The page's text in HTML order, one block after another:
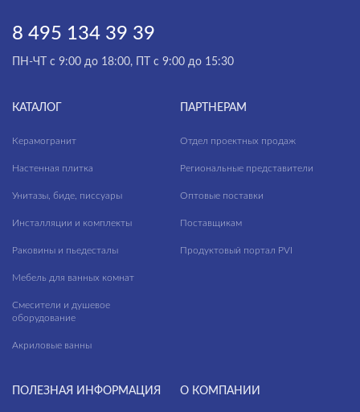
8 495 134 39 39
ПН-ЧТ с 9:00 до 18:00, ПТ с 9:00 до 15:30
КАТАЛОГ
Керамогранит
Настенная плитка
Унитазы, биде, писсуары
Инсталляции и комплекты
Раковины и пьедесталы
Мебель для ванных комнат
Смесители и душевое
оборудование
Акриловые ванны
ПАРТНЕРАМ
Отдел проектных продаж
Региональные представители
Оптовые поставки
Поставщикам
Продуктовый портал PVI
ПОЛЕЗНАЯ ИНФОРМАЦИЯ О КОМПАНИИ